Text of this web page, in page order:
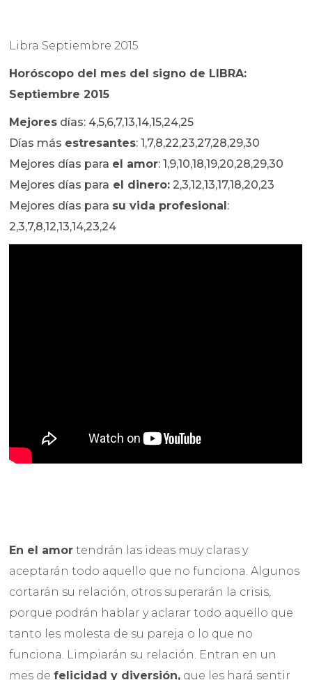
Libra Septiembre 2015
Horóscopo del mes del signo de LIBRA:
Septiembre 2015
Mejores días: 4,5,6,7,13,14,15,24,25
Días más estresantes: 1,7,8,22,23,27,28,29,30
Mejores días para el amor: 1,9,10,18,19,20,28,29,30
Mejores días para el dinero: 2,3,12,13,17,18,20,23
Mejores días para su vida profesional :
2,3,7,8,12,13,14,23,24
En el amor tendrán las ideas muy claras y
aceptarán todo aquello que no funciona. Algunos
cortarán su relación, otros superarán la crisis,
porque podrán hablar y aclarar todo aquello que
tanto les molesta de su pareja o lo que no
funciona. Limpiarán su relación. Entran en un
mes defelicidad y diversión, que les hará sentir